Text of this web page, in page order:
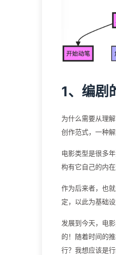
1、编剧
为什么需要从理
创作范式，一种
电影类型是很多
构有它自己的内
作为后来者，也
定，以此为基础
发展到今天，电
的！随着时间的
行？我想应该是